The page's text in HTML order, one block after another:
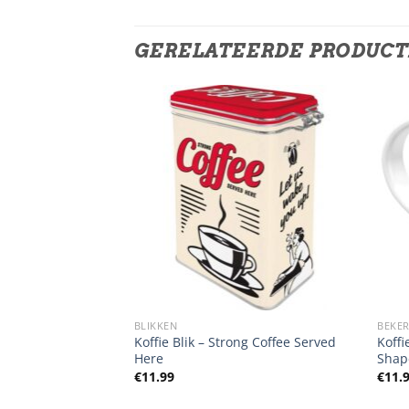
GERELATEERDE
BLIKKEN
Koffie Blik – Strong Coffee Served
Here
€11.99
€